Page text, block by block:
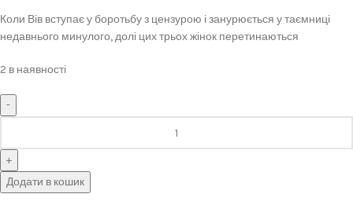
Коли Вів вступає у боротьбу з цензурою і занурюється у таємниці
недавнього минулого, долі цих трьох жінок перетинаються
2 в наявності
Додати в кошик